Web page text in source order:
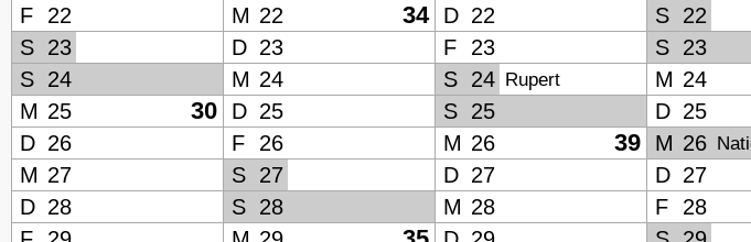
F
22 M 22 34 D 22 S 22
S
23 D 23 F 23 S 23
S
24 M 24 S 24 Rupert M 24
M 25 30 D 25 S 25 D 25
D 26 F 26 M 26 39 M 26
M 27 S 27 D 27 D 27
D 28 S 28 M 28 F 28